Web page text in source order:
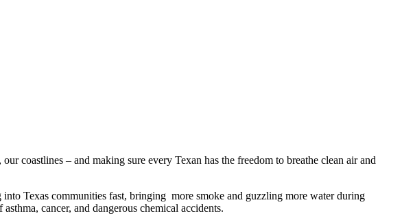
coastlines – and making sure every Texan has the freedom to breathe clean air and
Texas communities fast, bringing more smoke and guzzling more water during
cancer, and dangerous chemical accidents.